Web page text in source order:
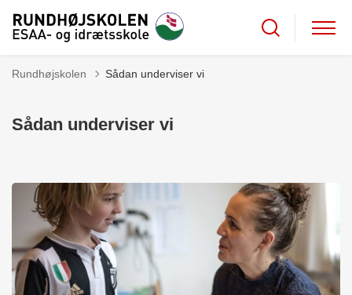
Rundhøjskolen Sådan underviser vi
Sådan underviser vi